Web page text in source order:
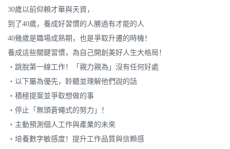
30歲以前仰賴才華與天資，
到了40歲，養成好習慣的人勝過有才能的人
40幾歲是職場成熟期，也是爭取升遷的時機！
養成這些關鍵習慣，為自己開創美好人生大格局！
‧跳脫第一線工作！「親力親為」沒有任何好處
‧以下屬為優先，聆聽並理解他們說的話
‧積極提案並爭取想做的事
‧停止「無頭蒼蠅式的努力」！
‧主動預測個人工作與產業的未來
‧培養數字敏感度！提升工作品質與信賴感